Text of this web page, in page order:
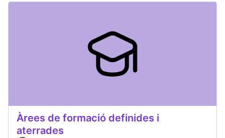
Àrees de formació definides i
aterrades